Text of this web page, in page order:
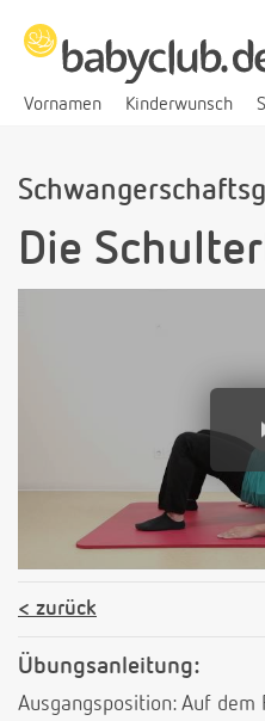
Vornamen Kinderwunsch
Die
zurück
Übungsanleitung:
Ausgangsposition: Auf dem